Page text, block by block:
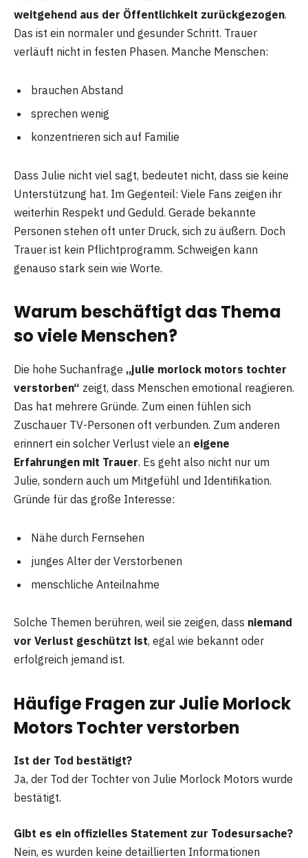
weitgehend aus der Öffentlichkeit zurückgezogen.
Das ist ein normaler und gesunder Schritt. Trauer
verläuft nicht in festen Phasen. Manche Menschen:
brauchen Abstand
sprechen wenig
konzentrieren sich auf Familie
Dass Julie nicht viel sagt, bedeutet nicht, dass sie keine
Unterstützung hat. Im Gegenteil: Viele Fans zeigen ihr
weiterhin Respekt und Geduld. Gerade bekannte
Personen stehen oft unter Druck, sich zu äußern. Doch
Trauer ist kein Pflichtprogramm. Schweigen kann
genauso stark sein wie Worte.
Warum beschäftigt das Thema
so viele Menschen?
Die hohe Suchanfrage „julie morlock motors tochter
verstorben“ zeigt, dass Menschen emotional reagieren.
Das hat mehrere Gründe. Zum einen fühlen sich
Zuschauer TV-Personen oft verbunden. Zum anderen
erinnert ein solcher Verlust viele an eigene
Erfahrungen mit Trauer. Es geht also nicht nur um
Julie, sondern auch um Mitgefühl und Identifikation.
Gründe für das große Interesse:
Nähe durch Fernsehen
junges Alter der Verstorbenen
menschliche Anteilnahme
Solche Themen berühren, weil sie zeigen, dass niemand
vor Verlust geschützt ist, egal wie bekannt oder
erfolgreich jemand ist.
Häufige Fragen zur Julie Morlock
Motors Tochter verstorben
Ist der Tod bestätigt?
Ja, der Tod der Tochter von Julie Morlock Motors wurde
bestätigt.
Gibt es ein offizielles Statement zur Todesursache?
Nein, es wurden keine detaillierten Informationen